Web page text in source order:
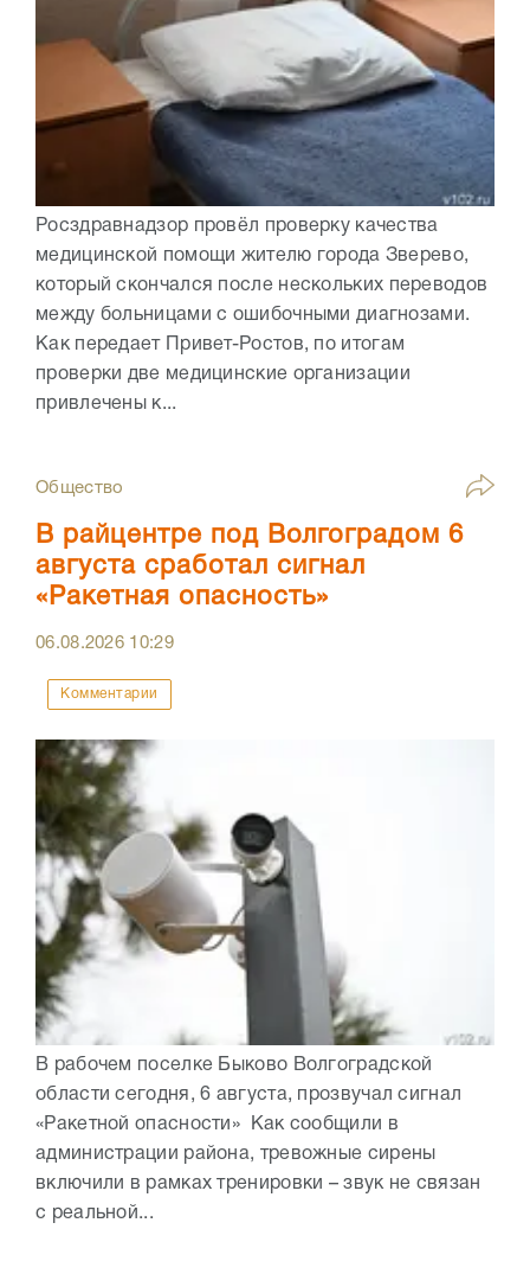
Росздравнадзор провёл проверку качества
медицинской помощи жителю города Зверево,
который скончался после нескольких переводов
между больницами с ошибочными диагнозами.
Как передает Привет-Ростов, по итогам
проверки две медицинские организации
привлечены к...
Общество
В райцентре под Волгоградом 6
августа сработал сигнал
«Ракетная опасность»
06.08.2026 10:29
Комментарии
В рабочем поселке Быково Волгоградской
области сегодня, 6 августа, прозвучал сигнал
«Ракетной опасности» Как сообщили в
администрации района, тревожные сирены
включили в рамках тренировки – звук не связан
с реальной...